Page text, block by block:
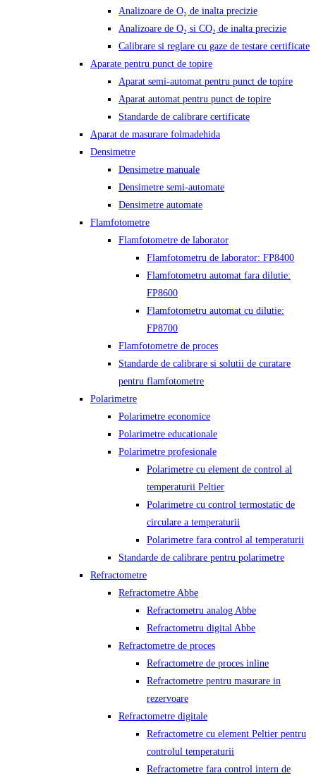
Analizoare de O₂ de inalta precizie
Analizoare de O₂ si CO₂ de inalta precizie
Calibrare si reglare cu gaze de testare certificate
Aparate pentru punct de topire
Aparat semi-automat pentru punct de topire
Aparat automat pentru punct de topire
Standarde de calibrare certificate
Aparat de masurare folmadehida
Densimetre
Densimetre manuale
Densimetre semi-automate
Densimetre automate
Flamfotometre
Flamfotometre de laborator
Flamfotometru de laborator: FP8400
Flamfotometru automat fara dilutie:
FP8600
Flamfotometru automat cu dilutie:
FP8700
Flamfotometre de proces
Standarde de calibrare si solutii de curatare
pentru flamfotometre
Polarimetre
Polarimetre economice
Polarimetre educationale
Polarimetre profesionale
Polarimetre cu element de control al
temperaturii Peltier
Polarimetre cu control termostatic de
circulare a temperaturii
Polarimetre fara control al temperaturii
Standarde de calibrare pentru polarimetre
Refractometre
Refractometre Abbe
Refractometru analog Abbe
Refractometru digital Abbe
Refractometre de proces
Refractometre de proces inline
Refractometre pentru masurare in
rezervoare
Refractometre digitale
Refractometre cu element Peltier pentru
controlul temperaturii
Refractometre fara control intern de